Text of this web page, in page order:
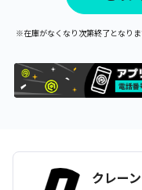
※在庫がなくなり次第終了となり
クレー